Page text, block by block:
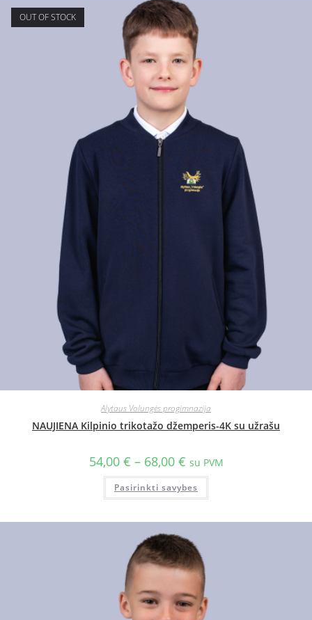
OUT OF STOCK
Alytaus Volungės progimnazija
NAUJIENA Kilpinio trikotažo džemperis-4K su užrašu
54,00 € – 68,00 € su PVM
Pasirinkti savybes